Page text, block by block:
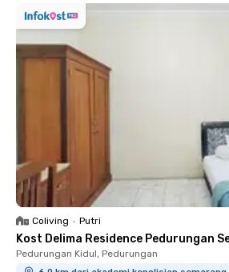
Coliving • Putri
Kost Delima Residence Pedurungan
Pedurungan Kidul, Pedurungan